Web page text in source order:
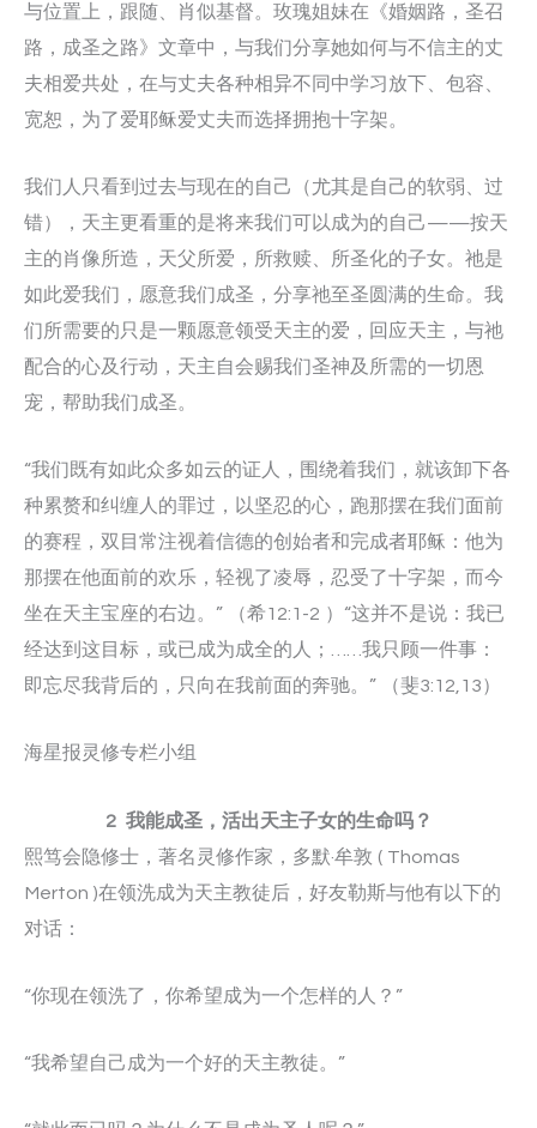
与位置上，跟随、肖似基督。玫瑰姐妹在《婚姻路，圣召
路，成圣之路》文章中，与我们分享她如何与不信主的丈
夫相爱共处，在与丈夫各种相异不同中学习放下、包容、
宽恕，为了爱耶稣爱丈夫而选择拥抱十字架。
我们人只看到过去与现在的自己（尤其是自己的软弱、过
错），天主更看重的是将来我们可以成为的自己——按天
主的肖像所造，天父所爱，所救赎、所圣化的子女。祂是
如此爱我们，愿意我们成圣，分享祂至圣圆满的生命。我
们所需要的只是一颗愿意领受天主的爱，回应天主，与祂
配合的心及行动，天主自会赐我们圣神及所需的一切恩
宠，帮助我们成圣。
“我们既有如此众多如云的证人，围绕着我们，就该卸下各
种累赘和纠缠人的罪过，以坚忍的心，跑那摆在我们面前
的赛程，双目常注视着信德的创始者和完成者耶稣：他为
那摆在他面前的欢乐，轻视了凌辱，忍受了十字架，而今
坐在天主宝座的右边。” （希12:1-2 ）“这并不是说：我已
经达到这目标，或已成为成全的人；……我只顾一件事：
即忘尽我背后的，只向在我前面的奔驰。” （斐3:12,13）
海星报灵修专栏小组
2 我能成圣，活出天主子女的生命吗？
熙笃会隐修士，著名灵修作家，多默·牟敦 ( Thomas
Merton )在领洗成为天主教徒后，好友勒斯与他有以下的
对话：
“你现在领洗了，你希望成为一个怎样的人？”
“我希望自己成为一个好的天主教徒。”